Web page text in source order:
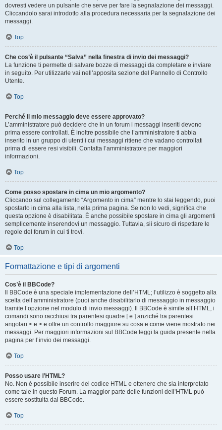
dovresti vedere un pulsante che serve per fare la segnalazione dei messaggi.
Cliccandolo sarai introdotto alla procedura necessaria per la segnalazione dei
messaggi.
Top
Che cos’è il pulsante “Salva” nella finestra di invio dei messaggi?
La funzione ti permette di salvare bozze di messaggi da completare e inviare
in seguito. Per utilizzarle vai nell’apposita sezione del Pannello di Controllo
Utente.
Top
Perché il mio messaggio deve essere approvato?
L’amministratore può decidere che in un forum i messaggi inseriti devono
prima essere controllati. È inoltre possibile che l’amministratore ti abbia
inserito in un gruppo di utenti i cui messaggi ritiene che vadano controllati
prima di essere resi visibili. Contatta l’amministratore per maggiori
informazioni.
Top
Come posso spostare in cima un mio argomento?
Cliccando sul collegamento “Argomento in cima” mentre lo stai leggendo, puoi
spostarlo in cima alla lista, nella prima pagina. Se non lo vedi, significa che
questa opzione è disabilitata. È anche possibile spostare in cima gli argomenti
semplicemente inserendovi un messaggio. Tuttavia, sii sicuro di rispettare le
regole del forum in cui ti trovi.
Top
Formattazione e tipi di argomenti
Cos’è il BBCode?
Il BBCode è una speciale implementazione dell’HTML; l’utilizzo è soggetto alla
scelta dell’amministratore (puoi anche disabilitarlo di messaggio in messaggio
tramite l’opzione nel modulo di invio messaggi). Il BBCode è simile all’HTML, i
comandi sono racchiusi tra parentesi quadre [ e ] anziché tra parentesi
angolari < e > e offre un controllo maggiore su cosa e come viene mostrato nei
messaggi. Per maggiori informazioni sul BBCode leggi la guida presente nella
pagina per l’invio dei messaggi.
Top
Posso usare l’HTML?
No. Non è possibile inserire del codice HTML e ottenere che sia interpretato
come tale in questo Forum. La maggior parte delle funzioni dell’HTML può
essere sostituita dal BBCode.
Top